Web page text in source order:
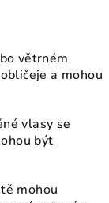
větrném
a mohou
vlasy se
být
mohou